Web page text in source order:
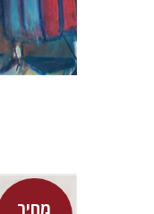
מחיר